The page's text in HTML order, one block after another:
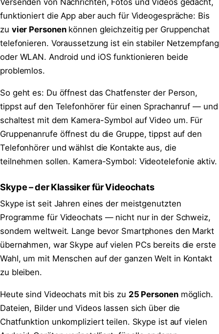
funktioniert die App aber auch für Videogespräche: Bis
zu vier Personenkönnen gleichzeitig per Gruppenchat
telefonieren. Voraussetzung ist ein stabiler Netzempfang
oder WLAN. Android und iOS funktionieren beide
problemlos.
So geht es: Du öffnest das Chatfenster der Person,
tippst auf den Telefonhörer für einen Sprachanruf — und
schaltest mit dem Kamera-Symbol auf Video um. Für
Gruppenanrufe öffnest du die Gruppe, tippst auf den
Telefonhörer und wählst die Kontakte aus, die
teilnehmen sollen. Kamera-Symbol: Videotelefonie aktiv.
Skype – der Klassiker für Videochats
Skype ist seit Jahren eines der meistgenutzten
Programme für Videochats — nicht nur in der Schweiz,
sondern weltweit. Lange bevor Smartphones den Markt
übernahmen, war Skype auf vielen PCs bereits die erste
Wahl, um mit Menschen auf der ganzen Welt in Kontakt
zu bleiben.
Heute sind Videochats mit bis zu 25 Personenmöglich.
Dateien, Bilder und Videos lassen sich über die
Chatfunktion unkompliziert teilen. Skype ist auf vielen